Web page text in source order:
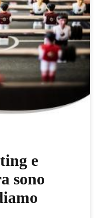
e
sono